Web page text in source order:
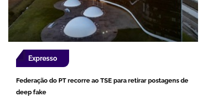
Expresso
Federação do PT recorre ao TSE para retirar postagens de
deep fake